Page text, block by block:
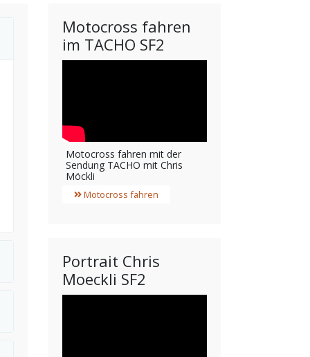
Motocross fahren
im TACHO SF2
Motocross fahren mit der
Sendung TACHO mit Chris
Möckli
Motocross fahren
Portrait Chris
Moeckli SF2